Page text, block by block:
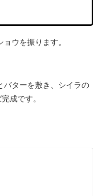
ウを振ります。
ターを敷き、シイラの
成です。